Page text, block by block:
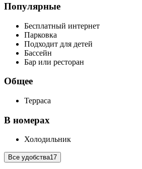
Популярные
Бесплатный интернет
Парковка
Подходит для детей
Бассейн
Бар или ресторан
Общее
Терраса
В номерах
Холодильник
Все удобства17